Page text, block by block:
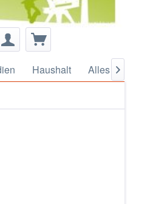
Haushalt Alles für
